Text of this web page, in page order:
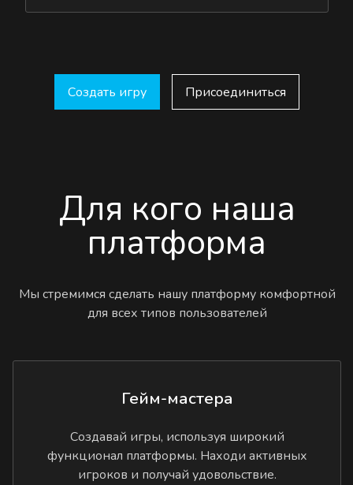
Создать игру Присоединиться
Для кого наша
платформа
Мы стремимся сделать нашу платформу комфортной
для всех типов пользователей
Гейм-мастера
Создавай игры, используя широкий
функционал платформы. Находи активных
игроков и получай удовольствие.